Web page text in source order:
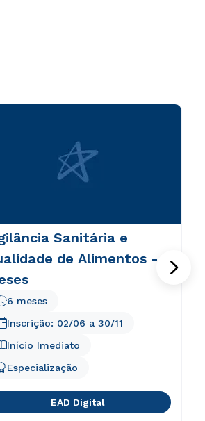
Sanitária e
de Alimentos - 6
Início Imediato
6 meses
Especialização
Inscrição: 02/06 a 30/11
EAD Digital